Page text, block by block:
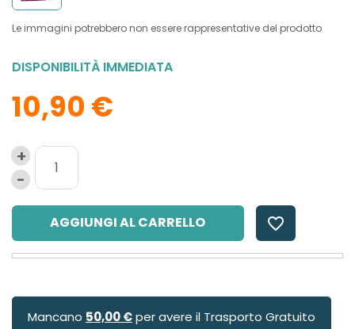
Le immagini potrebbero non essere rappresentative del prodotto
DISPONIBILITÀ IMMEDIATA
10,90 €
AGGIUNGI AL CARRELLO favorite_border
Mancano 50,00 €per avere il Trasporto Gratuito